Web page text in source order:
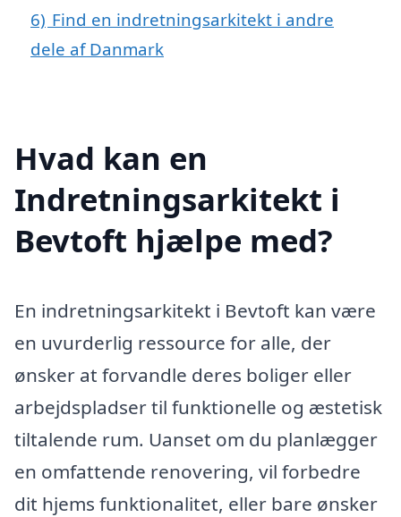
6) Find en indretningsarkitekt i andre
dele af Danmark
Hvad kan en
Indretningsarkitekt i
Bevtoft hjælpe med?
En indretningsarkitekt i Bevtoft kan være
en uvurderlig ressource for alle, der
ønsker at forvandle deres boliger eller
arbejdspladser til funktionelle og æstetisk
tiltalende rum. Uanset om du planlægger
en omfattende renovering, vil forbedre
dit hjems funktionalitet, eller bare ønsker